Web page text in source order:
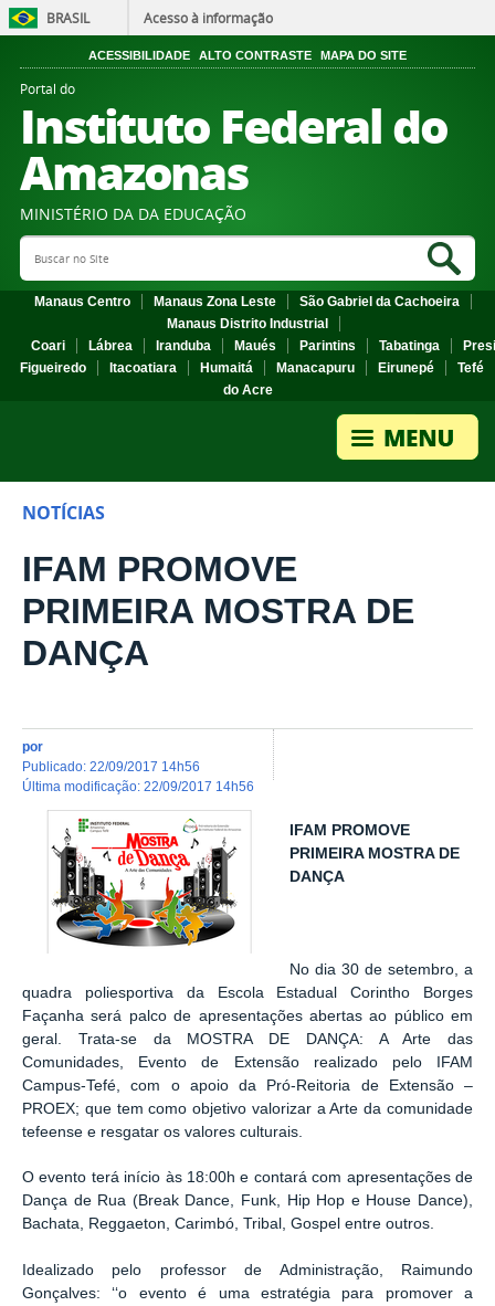
BRASIL Acesso à informação
ACESSIBILIDADE ALTO CONTRASTE MAPA DO SITE
Portal do
Instituto Federal do
Amazonas
MINISTÉRIO DA DA EDUCAÇÃO
Search Site
Manaus Centro Manaus Zona Leste
São Gabriel da Cachoeira
Manaus Distrito Industrial
Coari
Lábrea Iranduba Maués Parintins Tabatinga
Figueiredo
Itacoatiara Humaitá Manacapuru Eirunepé
Tefé
do Acre
NOTÍCIAS
IFAM PROMOVE
PRIMEIRA MOSTRA DE
DANÇA
por
publicado: 22/09/2017 14h56
última modificação: 22/09/2017 14h56
IFAM PROMOVE
PRIMEIRA MOSTRA DE
DANÇA
No dia 30 de setembro, a
quadra poliesportiva da Escola Estadual Corintho Borges
Façanha será palco de apresentações abertas ao público em
geral. Trata-se da MOSTRA DE DANÇA: A Arte das
Comunidades, Evento de Extensão realizado pelo IFAM
Campus-Tefé, com o apoio da Pró-Reitoria de Extensão –
PROEX; que tem como objetivo valorizar a Arte da comunidade
tefeense e resgatar os valores culturais.
O evento terá início às 18:00h e contará com apresentações de
Dança de Rua (Break Dance, Funk, Hip Hop e House Dance),
Bachata, Reggaeton, Carimbó, Tribal, Gospel entre outros.
Idealizado pelo professor de Administração, Raimundo
Gonçalves: ‘‘o evento é uma estratégia para promover a